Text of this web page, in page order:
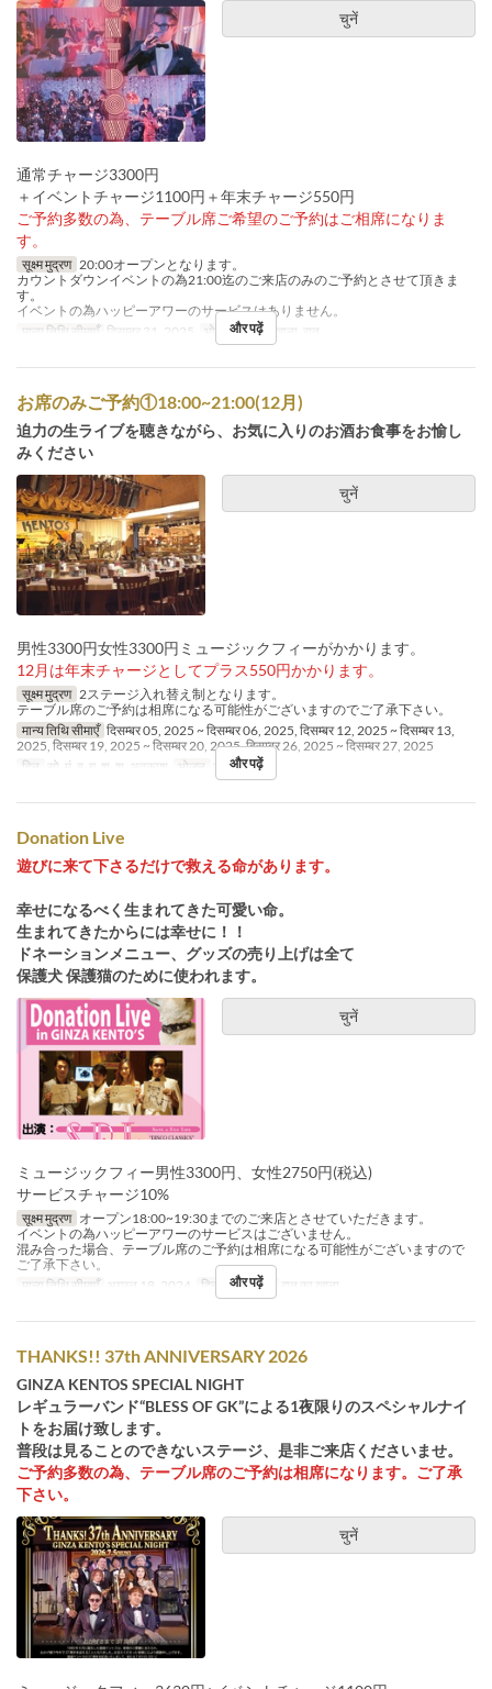
चुनें
通常チャージ3300円
＋イベントチャージ1100円＋年末チャージ550円
ご予約多数の為、テーブル席ご希望のご予約はご相席になりま
す。
सूक्ष्म मुद्रण 20:00オープンとなります。
カウントダウンイベントの為21:00迄のご来店のみのご予約とさせて頂きま
す。
イベントの為ハッピーアワーのサービスはありません。
मान्य तिथि सीमाएँ दिसम्बर 31, 2025 भोजन रात का खाना, रात
और पढ़ें
お席のみご予約①18:00~21:00(12月)
迫力の生ライブを聴きながら、お気に入りのお酒お食事をお愉し
みください
चुनें
男性3300円女性3300円ミュージックフィーがかかります。
12月は年末チャージとしてプラス550円かかります。
सूक्ष्म मुद्रण 2ステージ入れ替え制となります。
テーブル席のご予約は相席になる可能性がございますのでご了承下さい。
मान्य तिथि सीमाएँ दिसम्बर 05, 2025 ~ दिसम्बर 06, 2025, दिसम्बर 12, 2025 ~ दिसम्बर 13,
2025, दिसम्बर 19, 2025 ~ दिसम्बर 20, 2025, दिसम्बर 26, 2025 ~ दिसम्बर 27, 2025
दिन
सो, मं, बु, गु, शु, श, अवकाश भोजन रात का खाना
और पढ़ें
Donation Live
遊びに来て下さるだけで救える命があります。
幸せになるべく生まれてきた可愛い命。
生まれてきたからには幸せに！！
ドネーションメニュー、グッズの売り上げは全て
保護犬 保護猫のために使われます。
चुनें
ミュージックフィー男性3300円、女性2750円(税込)
サービスチャージ10%
सूक्ष्म मुद्रण オープン18:00~19:30までのご来店とさせていただきます。
イベントの為ハッピーアワーのサービスはございません。
混み合った場合、テーブル席のご予約は相席になる可能性がございますので
ご了承下さい。
मान्य तिथि सीमाएँ
अगस्त 18, 2024 दिन स भोजन रात का खाना
और पढ़ें
THANKS!! 37th ANNIVERSARY 2026
GINZA KENTOS SPECIAL NIGHT
レギュラーバンド“BLESS OF GK”による1夜限りのスペシャルナイ
トをお届け致します。
普段は見ることのできないステージ、是非ご来店くださいませ。
ご予約多数の為、テーブル席のご予約は相席になります。ご了承
下さい。
चुनें